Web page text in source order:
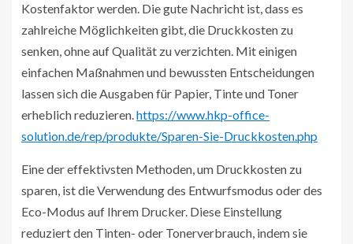
Kostenfaktor werden. Die gute Nachricht ist, dass es
zahlreiche Möglichkeiten gibt, die Druckkosten zu
senken, ohne auf Qualität zu verzichten. Mit einigen
einfachen Maßnahmen und bewussten Entscheidungen
lassen sich die Ausgaben für Papier, Tinte und Toner
erheblich reduzieren.https://www.hkp-office-
solution.de/rep/produkte/Sparen-Sie-Druckkosten.php
Eine der effektivsten Methoden, um Druckkosten zu
sparen, ist die Verwendung des Entwurfsmodus oder des
Eco-Modus auf Ihrem Drucker. Diese Einstellung
reduziert den Tinten- oder Tonerverbrauch, indem sie